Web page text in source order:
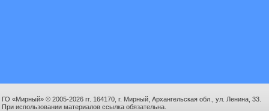
ГО «Мирный» © 2005-2026 гг. 164170, г. Мирный, Архангельская обл., ул. Ленина, 33.
При использовании материалов ссылка обязательна.